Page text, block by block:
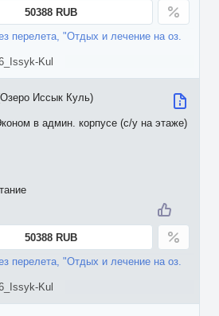
50388 RUB
перелета, "Отдых и лечение на оз.
Kul
Иссык Куль)
в админ. корпусе (с/у на этаже)
50388 RUB
перелета, "Отдых и лечение на оз.
Kul